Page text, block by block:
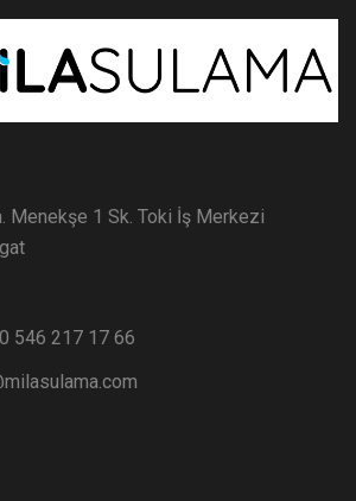
Menekşe 1 Sk. Toki İş Merkezi
546 217 17 66